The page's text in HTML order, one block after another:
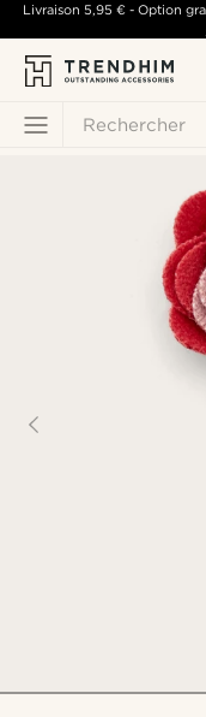
Rechercher
Livraison 5,95 €- Option